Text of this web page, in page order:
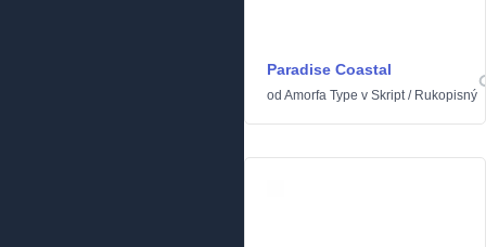
Paradise Coastal
od Amorfa Type v Skript/ Rukopisný